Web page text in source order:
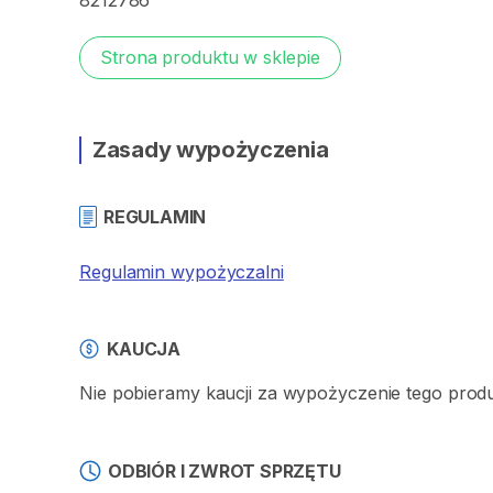
Strona produktu w sklepie
Zasady wypożyczenia
REGULAMIN
Regulamin wypożyczalni
KAUCJA
Nie pobieramy kaucji za wypożyczenie tego
ODBIÓR I ZWROT SPRZĘTU